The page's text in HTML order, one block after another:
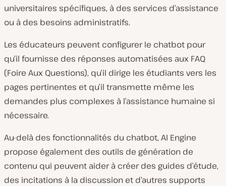
universitaires spécifiques, à des services d’assistance
ou à des besoins administratifs.
Les éducateurs peuvent configurer le chatbot pour
qu’il fournisse des réponses automatisées aux FAQ
(Foire Aux Questions), qu’il dirige les étudiants vers les
pages pertinentes et qu’il transmette même les
demandes plus complexes à l’assistance humaine si
nécessaire.
Au-delà des fonctionnalités du chatbot, AI Engine
propose également des outils de génération de
contenu qui peuvent aider à créer des guides d’étude,
des incitations à la discussion et d’autres supports